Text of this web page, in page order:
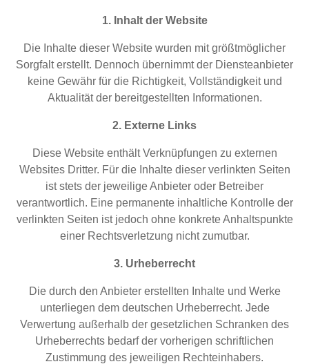
1. Inhalt der Website
Die Inhalte dieser Website wurden mit größtmöglicher
Sorgfalt erstellt. Dennoch übernimmt der Diensteanbieter
keine Gewähr für die Richtigkeit, Vollständigkeit und
Aktualität der bereitgestellten Informationen.
2. Externe Links
Diese Website enthält Verknüpfungen zu externen
Websites Dritter. Für die Inhalte dieser verlinkten Seiten
ist stets der jeweilige Anbieter oder Betreiber
verantwortlich. Eine permanente inhaltliche Kontrolle der
verlinkten Seiten ist jedoch ohne konkrete Anhaltspunkte
einer Rechtsverletzung nicht zumutbar.
3. Urheberrecht
Die durch den Anbieter erstellten Inhalte und Werke
unterliegen dem deutschen Urheberrecht. Jede
Verwertung außerhalb der gesetzlichen Schranken des
Urheberrechts bedarf der vorherigen schriftlichen
Zustimmung des jeweiligen Rechteinhabers.